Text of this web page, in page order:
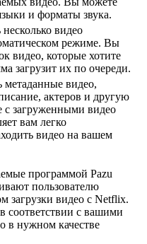
и форматы звука.
видео
режиме. Вы
видео, которые хотите
загрузит их по очереди.
метаданные видео,
актеров и другую
загруженными видео
вам легко
видео на вашем
программой Pazu
пользователю
загрузки видео с Netflix.
соответствии с вашими
в нужном качестве